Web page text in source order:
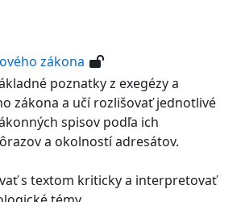
zákona
poznatky z exegézy a
zákona a učí rozlišovať jednotlivé
spisov podľa ich
a okolností adresátov.
s textom kriticky a interpretovať